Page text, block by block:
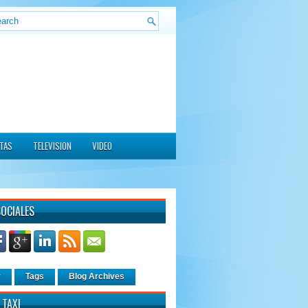
TELEVISION VIDEO
Tags Blog Archives